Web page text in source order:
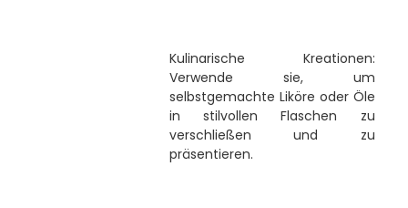
Kulinarische Kreationen:
Verwende sie, um
selbstgemachte Liköre oder Öle
in stilvollen Flaschen zu
verschließen und zu
präsentieren.